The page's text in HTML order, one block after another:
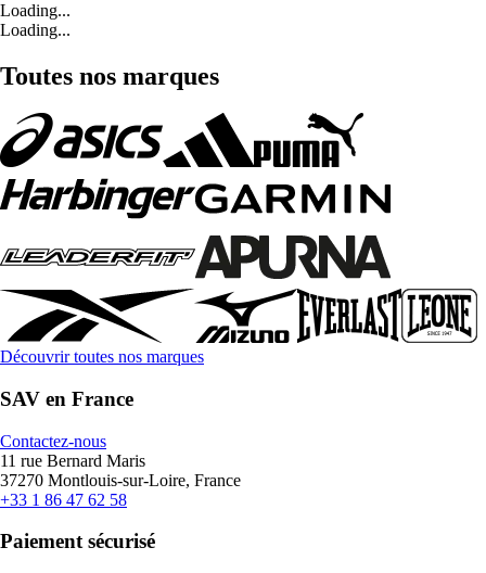
Loading...
Loading...
Toutes nos marques
Découvrir toutes nos marques
SAV en France
Contactez-nous
11 rue Bernard Maris
37270 Montlouis-sur-Loire, France
+33 1 86 47 62 58
Paiement sécurisé